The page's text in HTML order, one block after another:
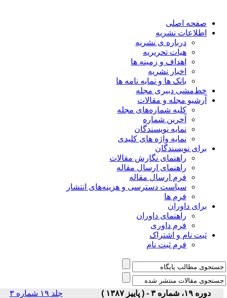
صفحه اصلی
اطلاعات نشریه
درباره ی نشریه
هیات تحریریه
اهداف و زمینه ها
اخبار نشریه
بانک ها و نمایه نامه ها
خط‌مشی دبیری مجله
آرشیو مجله و مقالات
کلیه شماره‌های مجله
آخرین شماره
نمایه نویسندگان
نمایه واژه های کلیدی
برای نویسندگان
راهنمای نگارش مقالات
راهنمای ارسال مقاله
فرم ارسال مقاله
سیاست دسترسی و هزینه‌های انتشار
فرم ها
برای داوران
راهنمای داوران
فرم داوری
ثبت نام و اشتراک
فرم ثبت نام
دوره ۱۹، شماره ۳ - ( پاییز ۱۳۸۷ )
جلد ۱۹ شماره ۳